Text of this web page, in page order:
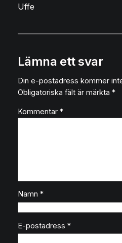
Uffe
Lämna ett svar
Din e-postadress kommer
Obligatoriska fält är märkta *
Kommentar *
Namn *
E-postadress *